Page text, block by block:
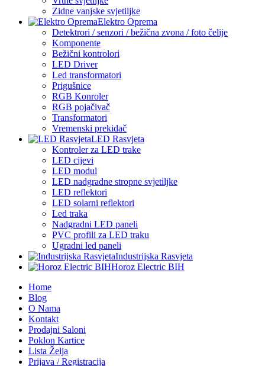
Zidne vanjske svjetiljke
Elektro Oprema
Detektrori / senzori / bežična zvona / foto čelije
Komponente
Bežični kontrolori
LED Driver
Led transformatori
Prigušnice
RGB Konroler
RGB pojačivač
Transformatori
Vremenski prekidač
LED Rasvjeta
Kontroler za LED trake
LED cijevi
LED modul
LED nadgradne stropne svjetiljke
LED reflektori
LED solarni reflektori
Led traka
Nadgradni LED paneli
PVC profili za LED traku
Ugradni led paneli
Industrijska Rasvjeta
Horoz Electric BIH
Home
Blog
O Nama
Kontakt
Prodajni Saloni
Poklon Kartice
Lista Želja
Prijava / Registracija